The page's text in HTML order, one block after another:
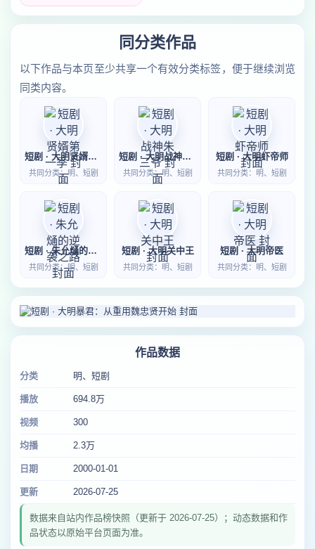
同分类作品
以下作品与本页至少共享一个有效分类标签，便于继续浏览
同类内容。
短剧 · 大明贤婿第一季
共同分类：明、短剧
短剧 · 大明战神朱三爷
共同分类：明、短剧
短剧 · 大明虾帝师
共同分类：明、短剧
短剧 · 朱允熥的逆袭之路
共同分类：明、短剧
短剧 · 大明关中王
共同分类：明、短剧
短剧 · 大明帝医
共同分类：明、短剧
作品数据
分类 明、短剧
播放 694.8万
视频 300
均播 2.3万
日期 2000-01-01
更新 2026-07-25
数据来自站内作品榜快照（更新于 2026-07-25）；动态数据和作
品状态以原始平台页面为准。